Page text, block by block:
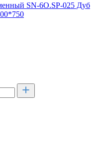
SN-6O.SP-025 Дуб